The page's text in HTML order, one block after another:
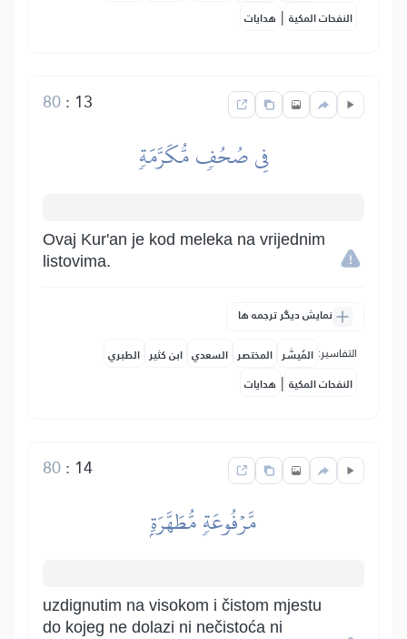
النفحات المكية | هدايات
13
:
80
فِي صُحُفٖ مُّكَرَّمَةٖ
Ovaj Kur'an je kod meleka na vrijednim
listovima.
نمایش دیگر ترجمه ها
التفاسير: المُيسَّر المختصر السعدي ابن كثير الطبري
النفحات المكية | هدايات
14
:
80
مَّرۡفُوعَةٖ مُّطَهَّرَةِۭ
uzdignutim na visokom i čistom mjestu
do kojeg ne dolazi ni nečistoća ni